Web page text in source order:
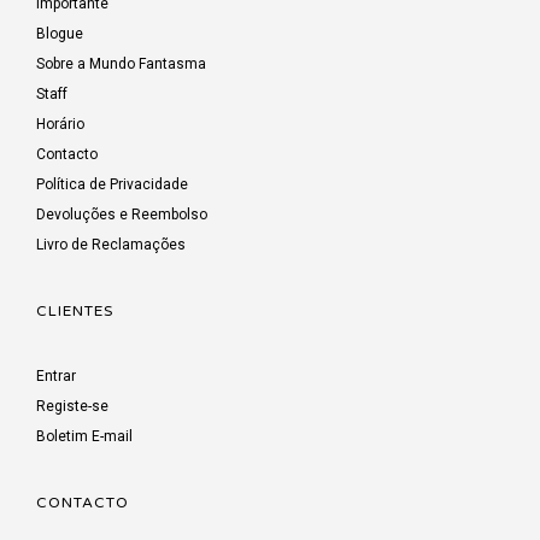
Blogue
Sobre a Mundo Fantasma
Staff
Horário
Contacto
Política de Privacidade
Devoluções e Reembolso
Livro de Reclamações
CLIENTES
Entrar
Registe-se
Boletim E-mail
CONTACTO